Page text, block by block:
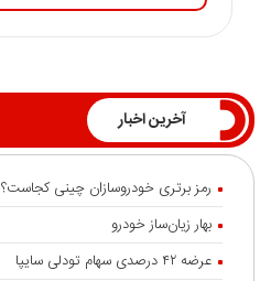
آخرین اخبار
رمز برتری خودروسازان چینی کجاست؟
بهار زیان‌ساز خودرو
عرضه ۴۲ درصدی سهام تودلی سایپا